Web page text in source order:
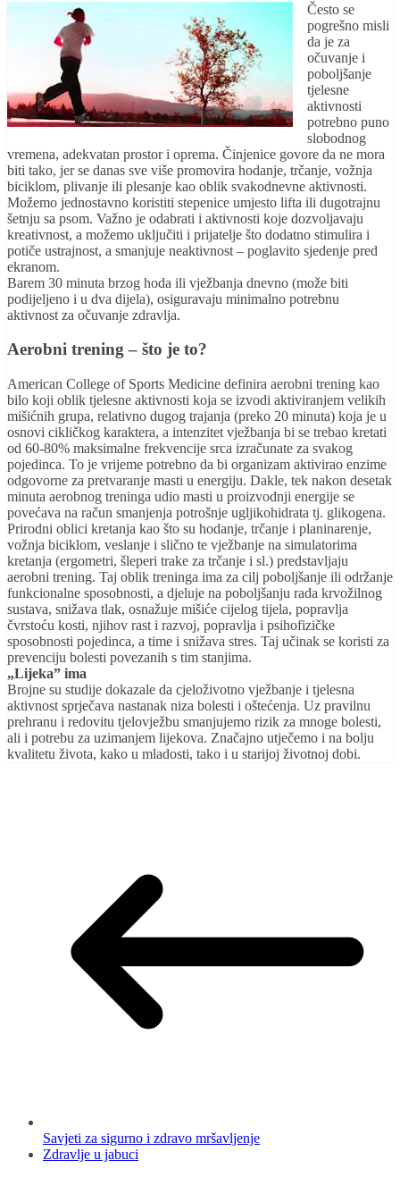
Često se
pogrešno misli
da je za
očuvanje i
poboljšanje
tjelesne
aktivnosti
potrebno puno
slobodnog
vremena, adekvatan prostor i oprema. Činjenice govore da ne mora
biti tako, jer se danas sve više promovira hodanje, trčanje, vožnja
biciklom, plivanje ili plesanje kao oblik svakodnevne aktivnosti.
Možemo jednostavno koristiti stepenice umjesto lifta ili dugotrajnu
šetnju sa psom. Važno je odabrati i aktivnosti koje dozvoljavaju
kreativnost, a možemo uključiti i prijatelje što dodatno stimulira i
potiče ustrajnost, a smanjuje neaktivnost – poglavito sjedenje pred
ekranom.
Barem 30 minuta brzog hoda ili vježbanja dnevno (može biti
podijeljeno i u dva dijela), osiguravaju minimalno potrebnu
aktivnost za očuvanje zdravlja.
Aerobni trening – što je to?
American College of Sports Medicine definira aerobni trening kao
bilo koji oblik tjelesne aktivnosti koja se izvodi aktiviranjem velikih
mišićnih grupa, relativno dugog trajanja (preko 20 minuta) koja je u
osnovi cikličkog karaktera, a intenzitet vježbanja bi se trebao kretati
od 60-80% maksimalne frekvencije srca izračunate za svakog
pojedinca. To je vrijeme potrebno da bi organizam aktivirao enzime
odgovorne za pretvaranje masti u energiju. Dakle, tek nakon desetak
minuta aerobnog treninga udio masti u proizvodnji energije se
povećava na račun smanjenja potrošnje ugljikohidrata tj. glikogena.
Prirodni oblici kretanja kao što su hodanje, trčanje i planinarenje,
vožnja biciklom, veslanje i slično te vježbanje na simulatorima
kretanja (ergometri, šleperi trake za trčanje i sl.) predstavljaju
aerobni trening. Taj oblik treninga ima za cilj poboljšanje ili održanje
funkcionalne sposobnosti, a djeluje na poboljšanju rada krvožilnog
sustava, snižava tlak, osnažuje mišiće cijelog tijela, popravlja
čvrstoću kosti, njihov rast i razvoj, popravlja i psihofizičke
sposobnosti pojedinca, a time i snižava stres. Taj učinak se koristi za
prevenciju bolesti povezanih s tim stanjima.
„Lijeka” ima
Brojne su studije dokazale da cjeloživotno vježbanje i tjelesna
aktivnost sprječava nastanak niza bolesti i oštećenja. Uz pravilnu
prehranu i redovitu tjelovježbu smanjujemo rizik za mnoge bolesti,
ali i potrebu za uzimanjem lijekova. Značajno utječemo i na bolju
kvalitetu života, kako u mladosti, tako i u starijoj životnoj dobi.
Savjeti za sigurno i zdravo mršavljenje
Zdravlje u jabuci